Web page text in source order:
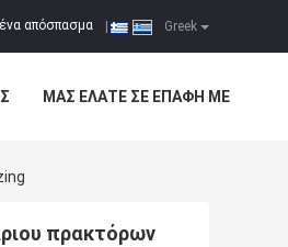
Greek
απόσπασμα
ΜΑΣ ΕΛΆΤΕ ΣΕ ΕΠΑΦΉ ΜΕ
πρακτόρων